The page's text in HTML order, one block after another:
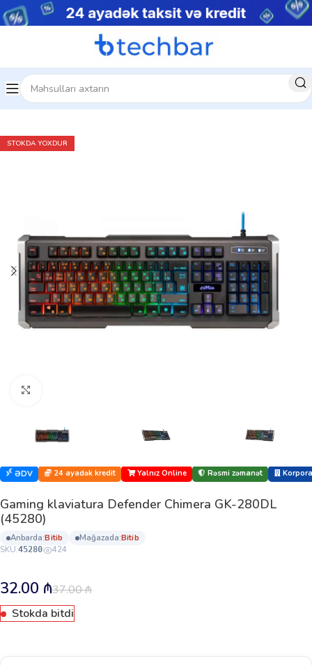
Ev Kompüter aksesuarları
STOKDA YOXDUR
ƏDV 24 ayadək kredit Yalnız Online Rəsmi zəmanət
Gaming klaviatura Defender Chimera GK-280DL
(45280)
anbarda: bi̇ti̇b mağazada: bi̇ti̇b
SKU:45280 424
37.00₼
32.00 ₼
Stokda bitdi